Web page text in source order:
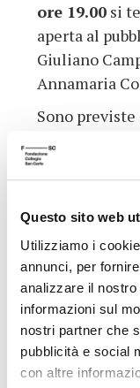
Questo sito web
Utilizziamo i
annunci, per
analizzare il
informazioni sul
nostri partner che
pubblicità e social
con altre
ore 19.00 si
aperta al
Giuliano
Annamaria
Sono
seminariali,
prima
sarà
aprirà la
avrà luogo
9.30 alle ore
seminariale
dalle ore
Per